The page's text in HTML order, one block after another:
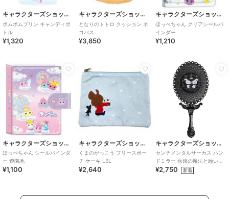
キャラクターズショップ ラフラフ
ポムポムプリン キャンディボ
トル
¥1,320
キャラクターズショップ ラフラフ
となりのトトロ クッション ネ
コバス
¥3,850
キャラクターズショップ ラフラフ
ほっぺちゃん クリアシールバ
インダー
¥1,210
キャラクターズショップ ラフラフ
ほっぺちゃん シールバインダ
ー 遊園地
¥1,100
キャラクターズショップ ラフラフ
くまのがっこう フリースポー
チ ケーキ LBL
¥2,640
キャラクターズショップ ラフラフ
センチメンタルサーカス ハン
ドミラー 永遠の魔法と願いの
グリモワール
¥2,750 新着